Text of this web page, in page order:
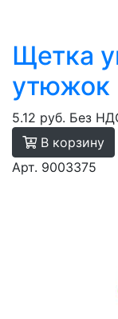
Щетка
утюжок
5.12 руб. Без
В корзину
Арт. 9003375